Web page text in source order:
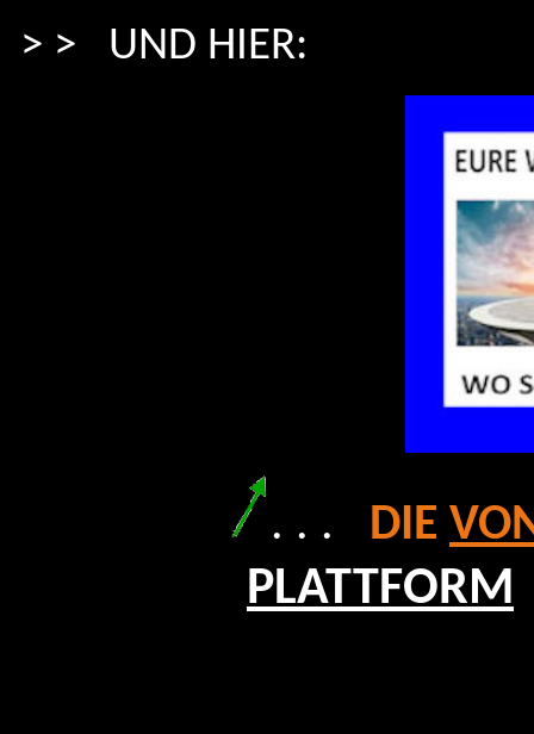
> > UND HIER:
. . . DIE
PLATTFORM